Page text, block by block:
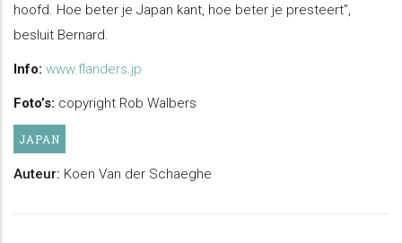
hoofd. Hoe beter je Japan kant, hoe beter je presteert”,
besluit Bernard.
Info: www.flanders.jp
Foto’s: copyright Rob Walbers
JAPAN
Auteur: Koen Van der Schaeghe